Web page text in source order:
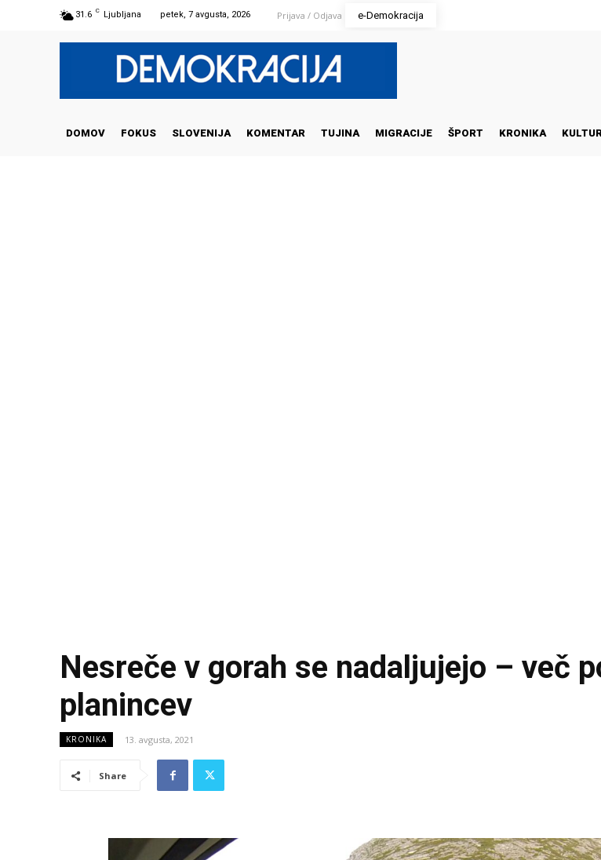
31.6 C Ljubljana petek, 7 avgusta, 2026 Prijava / Odjava e-Demokracija
DOMOV FOKUS SLOVENIJA KOMENTAR TUJINA MIGRACIJE ŠPORT KRONIKA
Nesreče v gorah se nadaljujejo – več
planincev
KRONIKA 13. avgusta, 2021
Share